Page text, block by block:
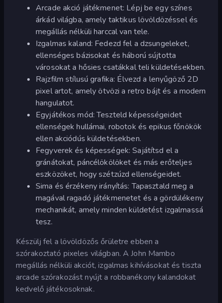
Arcade akció játékmenet: Lépj be egy színes
árkád világba, amely taktikus lövöldözéssel és
megállás nélküli harccal van tele.
Izgalmas kaland: Fedezd fel a dzsungeleket,
ellenséges bázisokat és háború sújtotta
városokat a hősies csatákkal teli küldetésekben.
Rajzfilm stílusú grafika: Élvezd a lenyűgöző 2D
pixel artot, amely ötvözi a retro bájt és a modern
hangulatot.
Egyjátékos mód: Teszteld képességeidet
ellenségek hullámai, robotok és epikus főnökök
ellen akciódús küldetésekben.
Fegyverek és képességek: Sajátítsd el a
gránátokat, páncélökölöket és más erőteljes
eszközöket, hogy szétzúzd ellenségeidet.
Sima és érzékeny irányítás: Tapasztald meg a
magával ragadó játékmenetet és a gördülékeny
mechanikát, amely minden küldetést izgalmassá
tesz.
Készülj fel a lövöldözős őrületre ebben a
szórakoztató pixeles világban. A John Mambo
megállás nélküli akciót, izgalmas kihívásokat és tiszta
arcade szórakozást nyújt a robbanékony kalandokat
kedvelő játékosoknak.